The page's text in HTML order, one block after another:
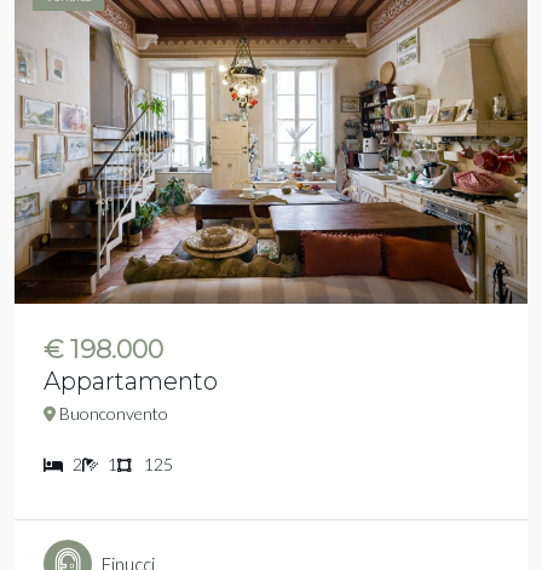
€ 198.000
Appartamento
Buonconvento
2 1 125
Finucci